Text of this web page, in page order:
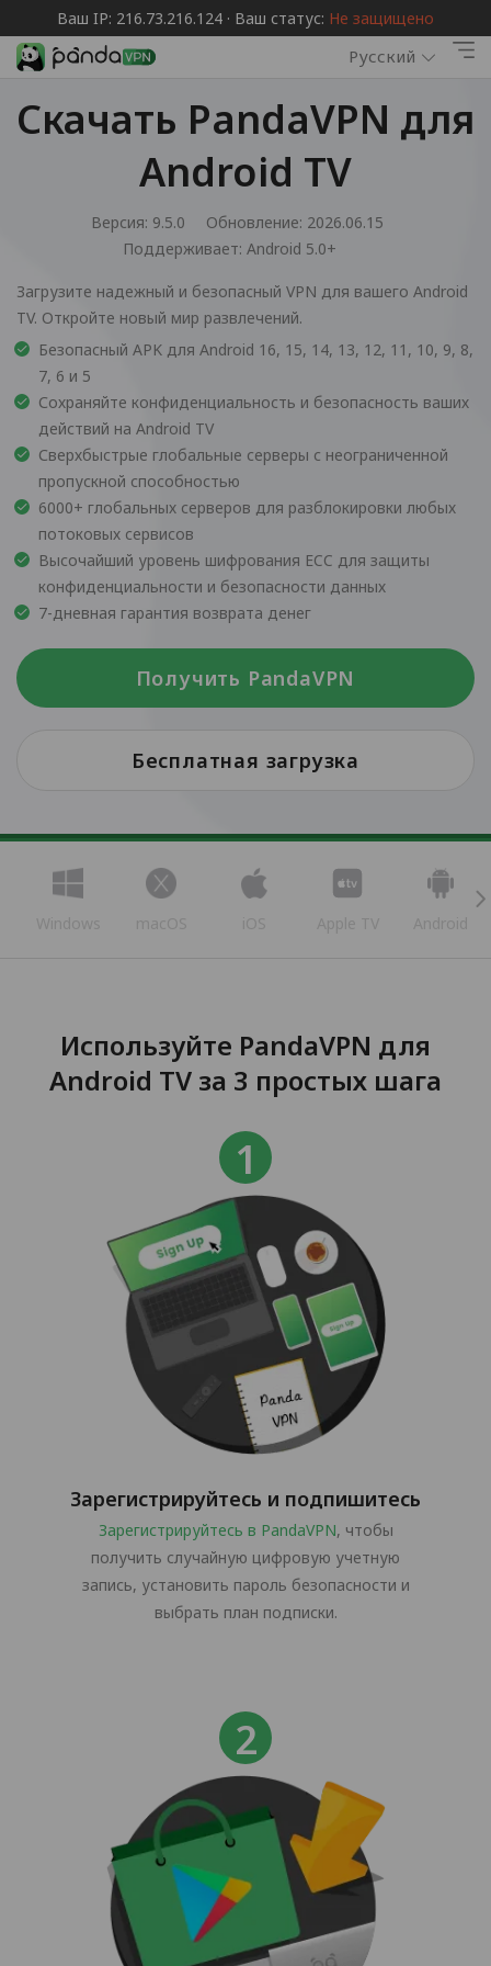
Ваш IP: 216.73.216.124 · Ваш статус: Не защищено
Русский
Скачать PandaVPN для
Android TV
Версия: 9.5.0
Обновление: 2026.06.15
Поддерживает: Android 5.0+
Загрузите надежный и безопасный VPN для вашего Android
TV. Откройте новый мир развлечений.
Безопасный APK для Android 16, 15, 14, 13, 12, 11, 10, 9, 8,
7, 6 и 5
Сохраняйте конфиденциальность и безопасность ваших
действий на Android TV
Сверхбыстрые глобальные серверы с неограниченной
пропускной способностью
6000+ глобальных серверов для разблокировки любых
потоковых сервисов
Высочайший уровень шифрования ECC для защиты
конфиденциальности и безопасности данных
7-дневная гарантия возврата денег
Получить PandaVPN
Бесплатная загрузка
Windows macOS iOS Apple TV Android
Используйте PandaVPN для
Android TV за 3 простых шага
Зарегистрируйтесь и подпишитесь
Зарегистрируйтесь в PandaVPN, чтобы
получить случайную цифровую учетную
запись, установить пароль безопасности и
выбрать план подписки.